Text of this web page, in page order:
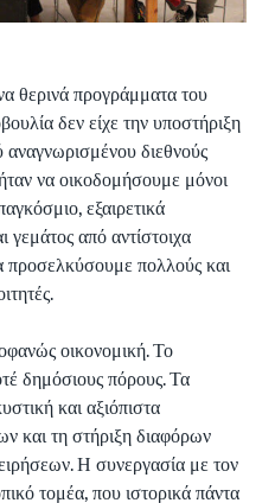
θερινά προγράμματα του
δεν είχε την υποστήριξη
διεθνούς
να οικοδομήσουμε μόνοι
εξαιρετικά
γεμάτος από αντίστοιχα
προσελκύσουμε πολλούς και
οικονομική. Το
δημόσιους πόρους. Τα
και αξιόπιστα
και τη στήριξη διαφόρων
Η συνεργασία με τον
τομέα, που ιστορικά πάντα